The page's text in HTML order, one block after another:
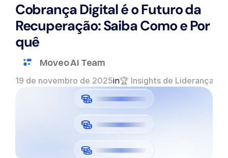
Cobrança Digital é o Futuro da
Recuperação: Saiba Como e Por
quê
Moveo AI Team
19 de novembro de 2025in🏆 Insights de Liderança